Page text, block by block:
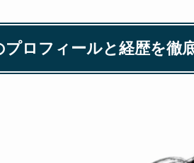
プロフィールと経歴を徹